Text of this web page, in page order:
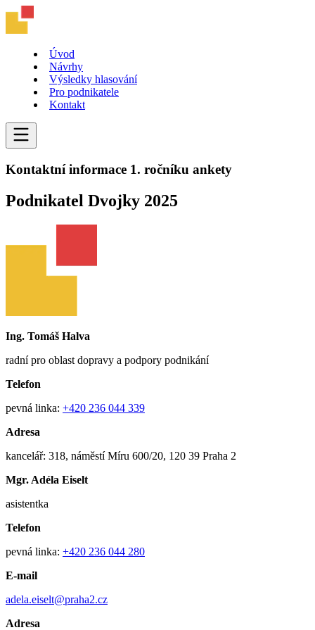
Úvod
Návrhy
Výsledky hlasování
Pro podnikatele
Kontakt
Kontaktní informace 1. ročníku ankety
Podnikatel Dvojky 2025
Ing. Tomáš Halva
radní pro oblast dopravy a podpory podnikání
Telefon
pevná linka: +420 236 044 339
Adresa
kancelář: 318, náměstí Míru 600/20, 120 39 Praha 2
Mgr. Adéla Eiselt
asistentka
Telefon
pevná linka: +420 236 044 280
E-mail
adela.eiselt@praha2.cz
Adresa